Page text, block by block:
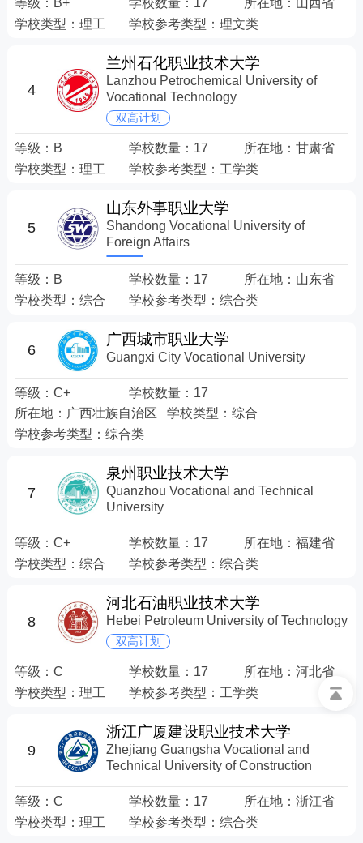
等级： B+ 学校数量： 17 所在地： 山西省
学校类型： 理工 学校参考类型：理文类
4
兰州石化职业技术大学
Lanzhou Petrochemical University of
Vocational Technology
双高计划
等级： B 学校数量： 17 所在地： 甘肃省
学校类型： 理工 学校参考类型： 工学类
5
山东外事职业大学
Shandong Vocational University of
Foreign Affairs
等级： B 学校数量： 17 所在地： 山东省
学校类型： 综合 学校参考类型：综合类
6
广西城市职业大学
Guangxi City Vocational University
等级： C+ 学校数量： 17
所在地： 广西壮族自治区 学校类型： 综合
学校参考类型： 综合类
7
泉州职业技术大学
Quanzhou Vocational and Technical
University
等级： C+ 学校数量： 17 所在地： 福建省
学校类型： 综合 学校参考类型：综合类
8
河北石油职业技术大学
Hebei Petroleum University of Technology
双高计划
等级： C 学校数量： 17 所在地： 河北省
学校类型： 理工 学校参考类型： 工学类
9
浙江广厦建设职业技术大学
Zhejiang Guangsha Vocational and
Technical University of Construction
等级： C 学校数量： 17 所在地： 浙江省
学校类型： 理工 学校参考类型：综合类